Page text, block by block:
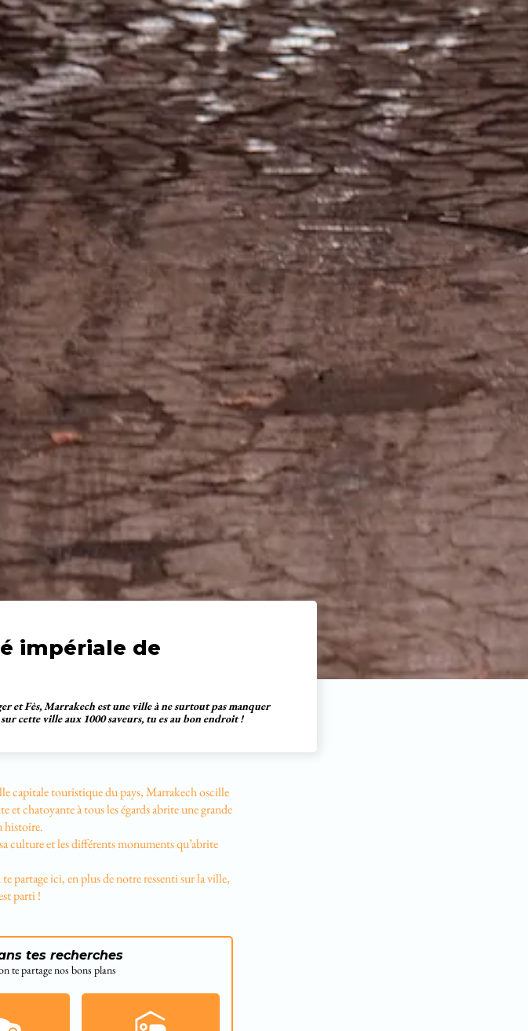
impériale de
et Fès, Marrakech est une ville à ne surtout pas manquer
cette ville aux 1000 saveurs, tu es au bon endroit !
capitale touristique du pays, Marrakech oscille
chatoyante à tous les égards abrite une grande
histoire.
culture et les différents monuments qu’abrite
partage ici, en plus de notre ressenti sur la ville,
parti !
tes recherches
te partage nos bons plans